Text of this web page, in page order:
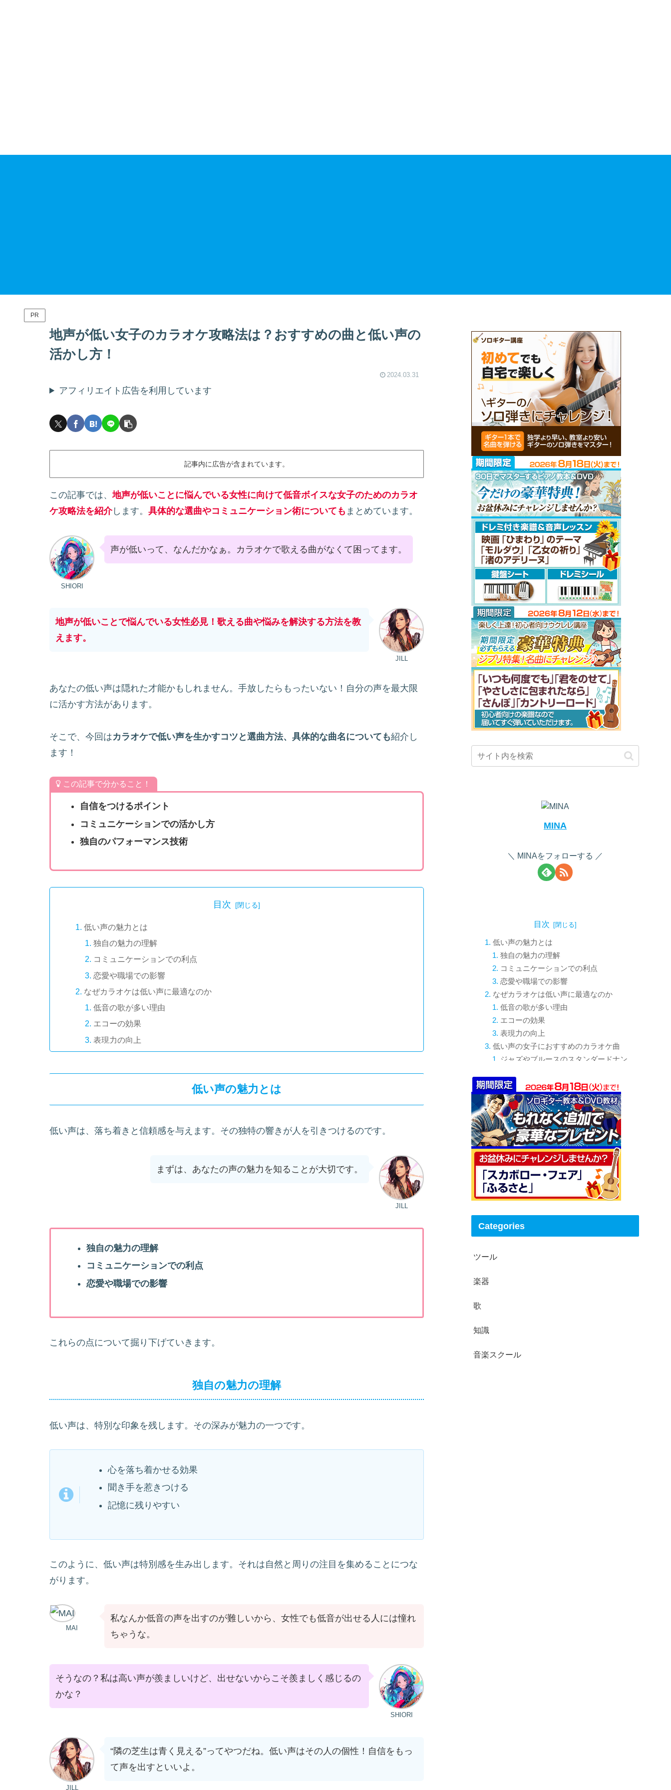
PR
地声が低い女子のカラオケ攻略法は？おすすめの曲と低い声の
活かし方！
2024.03.31
アフィリエイト広告を利用しています
記事内に広告が含まれています。
この記事では、地声が低いことに悩んでいる女性に向けて低音ボイスな女子のためのカラオ
ケ攻略法を紹介します。 具体的な選曲やコミュニケーション術についても まとめています。
SHIORI
声が低いって、なんだかなぁ。カラオケで歌える曲がなくて困ってます。
JILL
地声が低いことで悩んでいる女性必見！歌える曲や悩みを解決する方法を教
えます。
あなたの低い声は隠れた才能かもしれません。手放したらもったいない！自分の声を最大限
に活かす方法があります。
そこで、今回はカラオケで低い声を生かすコツと選曲方法、具体的な曲名についても紹介し
ます！
この記事で分かること！
自信をつけるポイント
コミュニケーションでの活かし方
独自のパフォーマンス技術
目次
低い声の魅力とは
独自の魅力の理解
コミュニケーションでの利点
恋愛や職場での影響
なぜカラオケは低い声に最適なのか
低音の歌が多い理由
エコーの効果
表現力の向上
ジャズやブルースのスタンダードナンバー
ロックやポップスの低音域曲
情感豊かなバラード
呼吸法と姿勢
曲の選び方と練習方法
まとめ
低い声の魅力とは
低い声は、落ち着きと信頼感を与えます。その独特の響きが人を引きつけるのです。
JILL
まずは、あなたの声の魅力を知ることが大切です。
独自の魅力の理解
コミュニケーションでの利点
恋愛や職場での影響
これらの点について掘り下げていきます。
独自の魅力の理解
低い声は、特別な印象を残します。その深みが魅力の一つです。
心を落ち着かせる効果
聞き手を惹きつける
記憶に残りやすい
このように、低い声は特別感を生み出します。それは自然と周りの注目を集めることにつな
がります。
MAI
私なんか低音の声を出すのが難しいから、女性でも低音が出せる人には憧れ
ちゃうな。
SHIORI
そうなの？私は高い声が羨ましいけど、出せないからこそ羨ましく感じるの
かな？
JILL
“隣の芝生は青く見える”ってやつだね。低い声はその人の個性！自信をもっ
て声を出すといいよ。
MINA
MINAをフォローする
目次
低い声の魅力とは
独自の魅力の理解
コミュニケーションでの利点
恋愛や職場での影響
なぜカラオケは低い声に最適なのか
低音の歌が多い理由
エコーの効果
表現力の向上
低い声の女子におすすめのカラオケ曲
ジャズやブルースのスタンダードナン
ロックやポップスの低音域曲
情感豊かなバラード
カラオケで低い声を生かすコツ
呼吸法と姿勢
表現力と感情の込め方
曲の選び方と練習方法
低い声を活かしたコミュニケーション術
話し方と聞き方
非言語的コミュニケーション
状況に応じた声の使い分け
まとめ
Categories
ツール
楽器
歌
知識
音楽スクール